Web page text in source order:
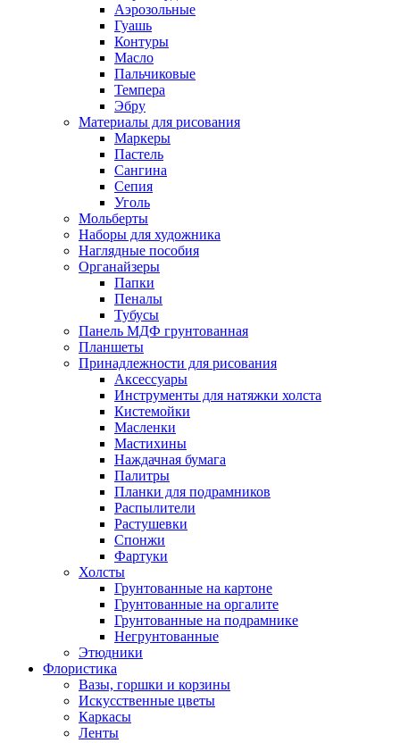
Аэрозольные
Гуашь
Контуры
Масло
Пальчиковые
Темпера
Эбру
Материалы для рисования
Маркеры
Пастель
Сангина
Сепия
Уголь
Мольберты
Наборы для художника
Наглядные пособия
Органайзеры
Папки
Пеналы
Тубусы
Панель МДФ грунтованная
Планшеты
Принадлежности для рисования
Аксессуары
Инструменты для натяжки холста
Кистемойки
Масленки
Мастихины
Наждачная бумага
Палитры
Планки для подрамников
Распылители
Растушевки
Спонжи
Фартуки
Холсты
Грунтованные на картоне
Грунтованные на оргалите
Грунтованные на подрамнике
Негрунтованные
Этюдники
Флористика
Вазы, горшки и корзины
Искусственные цветы
Каркасы
Ленты